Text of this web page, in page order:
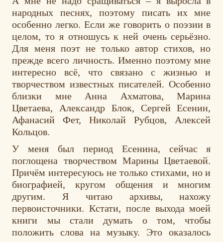
народных песнях, поэтому писать их мне
особенно легко. Если же говорить о поэзии в
целом, то я отношусь к ней очень серьёзно.
Для меня поэт не только автор стихов, но
прежде всего личность. Именно поэтому мне
интересно всё, что связано с жизнью и
творчеством известных писателей. Особенно
близки мне Анна Ахматова, Марина
Цветаева, Александр Блок, Сергей Есенин,
Афанасий Фет, Николай Рубцов, Алексей
Кольцов.
У меня был период Есенина, сейчас я
поглощена творчеством Марины Цветаевой.
Причём интересуюсь не только стихами, но и
биографией, кругом общения и многим
другим. Я читаю архивы, нахожу
первоисточники. Кстати, после выхода моей
книги мы стали думать о том, чтобы
положить слова на музыку. Это оказалось